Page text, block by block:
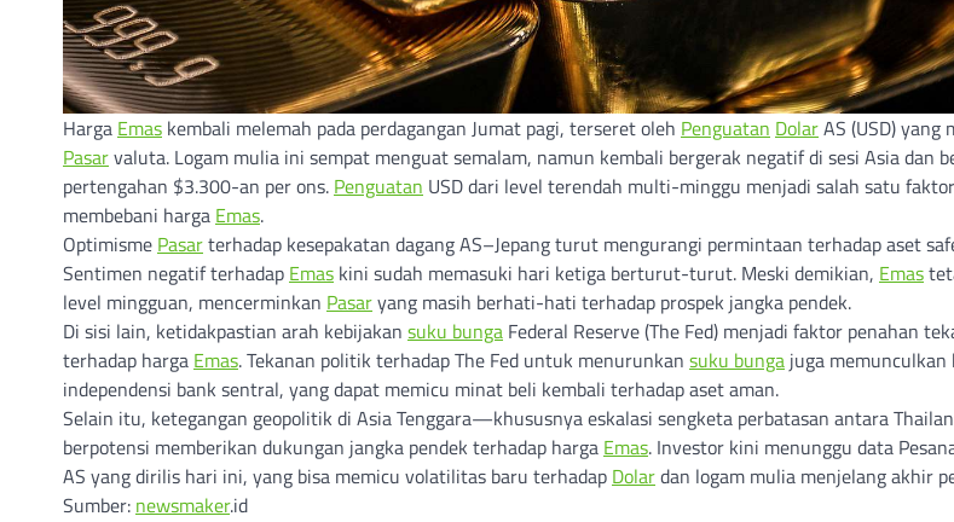
Harga Emas kembali melemah pada perdagangan Jumat pagi, terseret oleh Penguatan DolarAS (USD)
Pasarvaluta. Logam mulia ini sempat menguat semalam, namun kembali bergerak negatif di sesi Asia dan
pertengahan $3.300-an per ons. Penguatan USD dari level terendah multi-minggu menjadi salah satu
membebani harga Emas.
Optimisme Pasarterhadap kesepakatan dagang AS–Jepang turut mengurangi permintaan terhadap aset
Sentimen negatif terhadap Emas kini sudah memasuki hari ketiga berturut-turut. Meski demikian, Emas
level mingguan, mencerminkan Pasaryang masih berhati-hati terhadap prospek jangka pendek.
Di sisi lain, ketidakpastian arah kebijakan suku bunga Federal Reserve (The Fed) menjadi faktor penahan
terhadap harga Emas. Tekanan politik terhadap The Fed untuk menurunkan suku bunga juga
independensi bank sentral, yang dapat memicu minat beli kembali terhadap aset aman.
Selain itu, ketegangan geopolitik di Asia Tenggara—khususnya eskalasi sengketa perbatasan antara
berpotensi memberikan dukungan jangka pendek terhadap harga Emas. Investor kini menunggu data
AS yang dirilis hari ini, yang bisa memicu volatilitas baru terhadap Dolardan logam mulia menjelang akhir
Sumber: newsmaker.id